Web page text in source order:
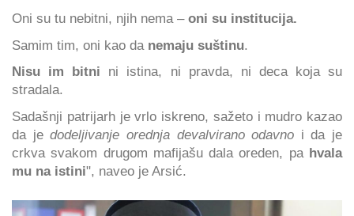
Oni su tu nebitni, njih nema – oni su institucija.
Samim tim, oni kao da nemaju suštinu.
Nisu im bitni ni istina, ni pravda, ni deca koja su
stradala.
Sadašnji patrijarh je vrlo iskreno, sažeto i mudro kazao
da jedodeljivanje orednja devalvirano odavno i da je
crkva svakom drugom mafijašu dala oreden, pa hvala
mu na istini", naveo je Arsić.